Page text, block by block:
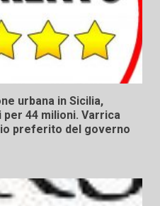
urbana in Sicilia,
44 milioni. Varrica
preferito del governo